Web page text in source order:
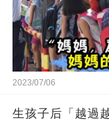
2023/07/06
生孩子后「越過